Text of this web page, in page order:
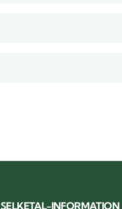
SELKETAL-INFORMATION